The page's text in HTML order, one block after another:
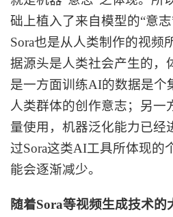
础上植入了来自模型的“意志
Sora也是从人类制作的视频
据源头是人类社会产生的，
是一方面训练AI的数据是个
人类群体的创作意志；另一
量使用，机器泛化能力已经
过Sora这类AI工具所体现的
能会逐渐减少。
随着Sora等视频生成技术的